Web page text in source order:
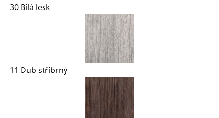
30 Bílá lesk
11 Dub stříbrný